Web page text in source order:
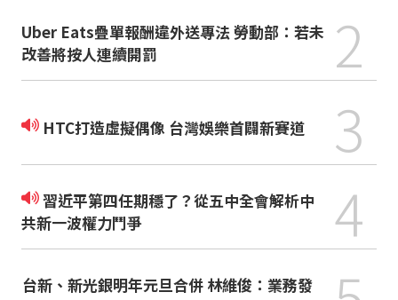
Uber Eats疊單報酬違外送專法 勞動部：若未
改善將按人連續開罰
2
HTC打造虛擬偶像 台灣娛樂首闢新賽道 3
習近平第四任期穩了？從五中全會解析中
共新一波權力鬥爭
4
台新、新光銀明年元旦合併 林維俊：業務發